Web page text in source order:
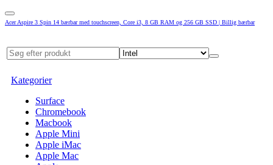
Acer Aspire 3 Spin 14 bærbar med touchscreen, Core i3, 8 GB RAM og 256 GB SSD | Billig bærbar
Kategorier
Surface
Chromebook
Macbook
Apple Mini
Apple iMac
Apple Mac